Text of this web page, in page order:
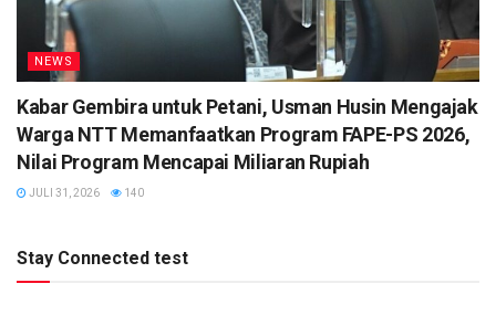
NEWS
Kabar Gembira untuk Petani, Usman Husin Mengajak
Warga NTT Memanfaatkan Program FAPE-PS 2026,
Nilai Program Mencapai Miliaran Rupiah
JULI 31, 2026 140
Stay Connected test